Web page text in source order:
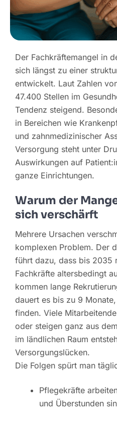
Der Fachkräftemangel in
sich längst zu einer
entwickelt. Laut Zahlen
47.400 Stellen im
Tendenz steigend.
in Bereichen wie
und zahnmedizinischer
Versorgung steht unter
Auswirkungen auf
ganze Einrichtungen.
Warum der
sich verschärft
Mehrere Ursachen
komplexen Problem. Der
führt dazu, dass bis 2035
Fachkräfte altersbedingt
kommen lange
dauert es bis zu 9
finden. Viele
oder steigen ganz aus
im ländlichen Raum
Versorgungslücken.
Die Folgen spürt man
Pflegekräfte
und Überstunden